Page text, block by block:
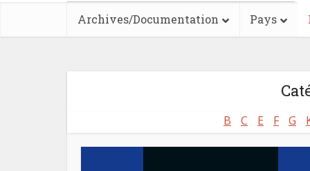
Archives/Documentation Pays
B C E F G